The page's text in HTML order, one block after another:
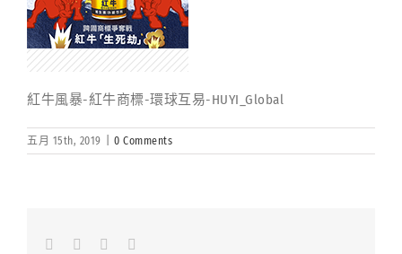
紅牛風暴-紅牛商標-環球互易-HUYI_Global
五月 15th, 2019 0 Comments
FacebookLinkedInWhatsapp